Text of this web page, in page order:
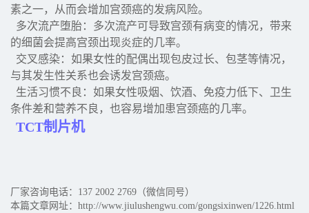
素之一，从而会增加宫颈癌的发病风险。
多次流产堕胎：多次流产可导致宫颈有病变的情况，带来
的细菌会提高宫颈出现炎症的几率。
交叉感染：如果女性的配偶出现包皮过长、包茎等情况，
与其发生性关系也会诱发宫颈癌。
生活习惯不良：如果女性吸烟、饮酒、免疫力低下、卫生
条件差和营养不良，也容易增加患宫颈癌的几率。
TCT制片机
厂家咨询电话：137 2002 2769（微信同号）
本篇文章网址：http://www.jiulushengwu.com/gongsixinwen/1226.html